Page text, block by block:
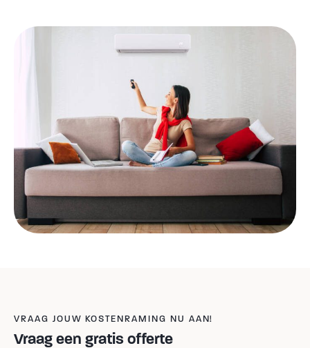
VRAAG JOUW KOSTENRAMING NU AAN!
Vraag een gratis offerte